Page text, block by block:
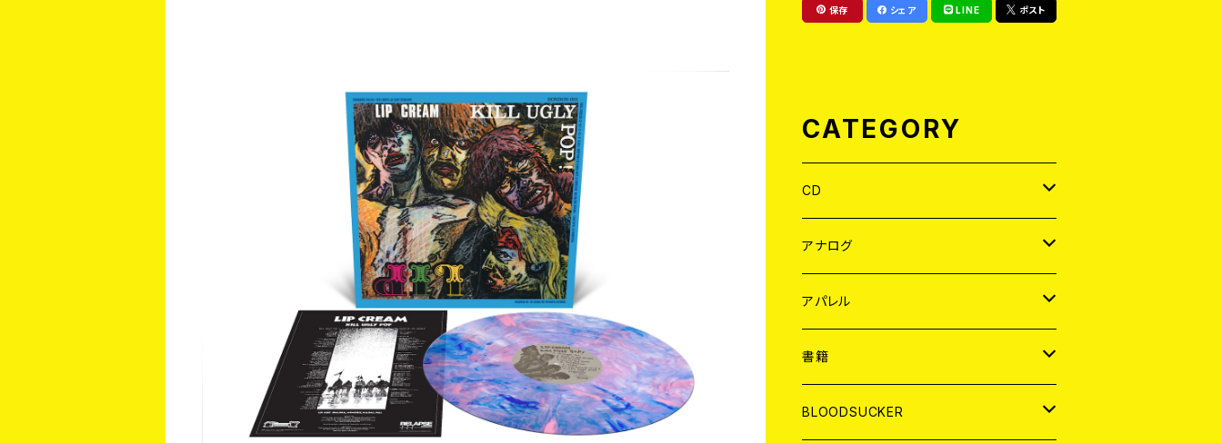
保存 シェア LINE ポスト
CATEGORY
CD
JAPAN
WORLD
アナログ
JAPAN
７EP
LP
WORLD
7EP
アパレル
JAPAN
T-shirt
WORLD
書籍
MAGAZINE
BLOODSUCKER